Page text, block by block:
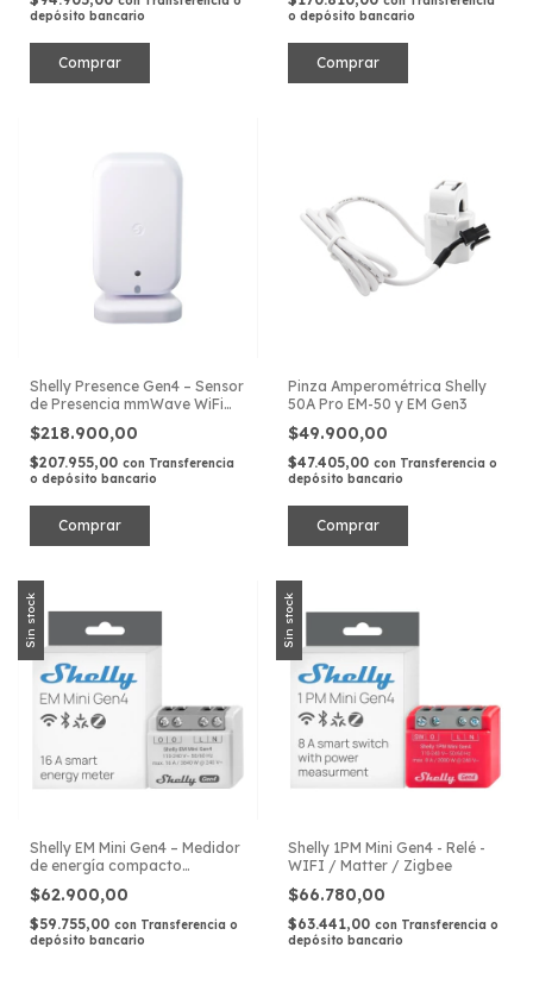
depósito bancario
o depósito bancario
Shelly Presence Gen4 – Sensor
de Presencia mmWave WiFi
$218.900,00
$207.955,00 con Transferencia
o depósito bancario
Pinza Amperométrica Shelly
50A Pro EM-50 y EM Gen3
$49.900,00
$47.405,00 con Transferencia o
depósito bancario
Sin stock
Shelly EM Mini Gen4 – Medidor
de energía compacto
monofásico
$62.900,00
$59.755,00 con Transferencia o
depósito bancario
Sin stock
Shelly 1PM Mini Gen4 - Relé -
WIFI / Matter / Zigbee
$66.780,00
$63.441,00 con Transferencia o
depósito bancario